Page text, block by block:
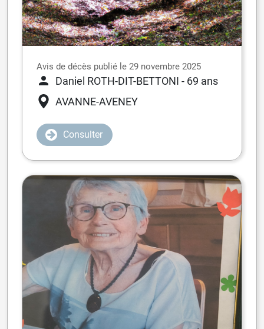
Avis de décès publié le 29 novembre 2025
Daniel ROTH-DIT-BETTONI - 69 ans
AVANNE-AVENEY
Consulter